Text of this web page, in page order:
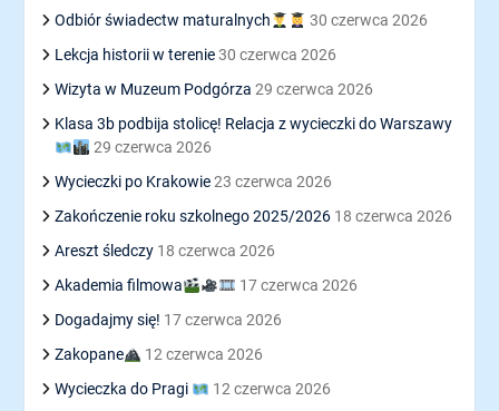
Odbiór świadectw maturalnych
30 czerwca 2026
Lekcja historii w terenie 30 czerwca 2026
Wizyta w Muzeum Podgórza 29 czerwca 2026
Klasa 3b podbija stolicę! Relacja z wycieczki do Warszawy
29 czerwca 2026
Wycieczki po Krakowie 23 czerwca 2026
Zakończenie roku szkolnego 2025/2026 18 czerwca 2026
Areszt śledczy 18 czerwca 2026
Akademia filmowa
17 czerwca 2026
Dogadajmy się! 17 czerwca 2026
Zakopane
12 czerwca 2026
Wycieczka do Pragi
12 czerwca 2026